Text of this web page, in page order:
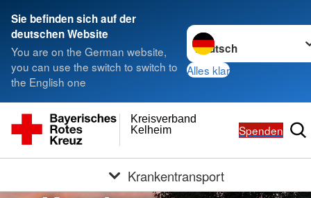
Sie befinden sich auf der
deutschen Website
You are on the German website,
you can use the switch to switch to
the English one
Sprache wechseln zu
Alles klar
Kelheim
Kreisverband
Spenden
Krankentransport